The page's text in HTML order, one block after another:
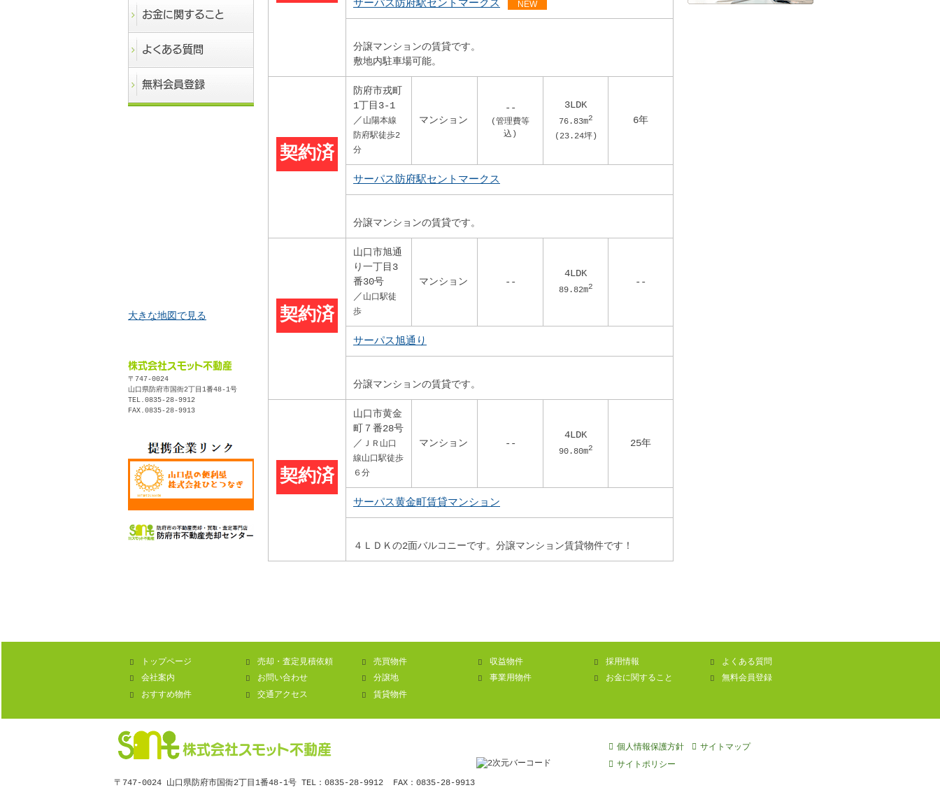
お金に関すること
よくある質問
無料会員登録
大きな地図で見る
株式会社スモット不動産
〒747-0024
山口県防府市国衙2丁目1番48-1号
TEL.0835-28-9912
FAX.0835-28-9913
サーパス防府駅セントマークス NEW
分譲マンションの賃貸です。
敷地内駐車場可能。
契約済
防府市戎町
1丁目3-1
／ 山陽本線
防府駅徒歩2
分
マンション
--
(管理費等
込)
3LDK
76.83m2
(23.24坪)
6年
サーパス防府駅セントマークス
分譲マンションの賃貸です。
契約済
山口市旭通
り一丁目3
番30号
／ 山口駅徒
歩
マンション --
4LDK
89.82m2 --
サーパス旭通り
分譲マンションの賃貸です。
契約済
山口市黄金
町７番28号
／ ＪＲ山口
線山口駅徒歩
６分
マンション --
4LDK
90.80m2 25年
サーパス黄金町賃貸マンション
４ＬＤＫの2面バルコニーです。分譲マンション賃貸物件です！
トップページ
会社案内
おすすめ物件
売却・査定見積依頼
お問い合わせ
交通アクセス
売買物件
分譲地
賃貸物件
収益物件
事業用物件
採用情報
お金に関すること
よくある質問
無料会員登録
株式会社スモット不動産
〒747-0024 山口県防府市国衙2丁目1番48-1号 TEL：0835-28-9912 FAX：0835-28-9913
個人情報保護方針
サイトマップ
サイトポリシー